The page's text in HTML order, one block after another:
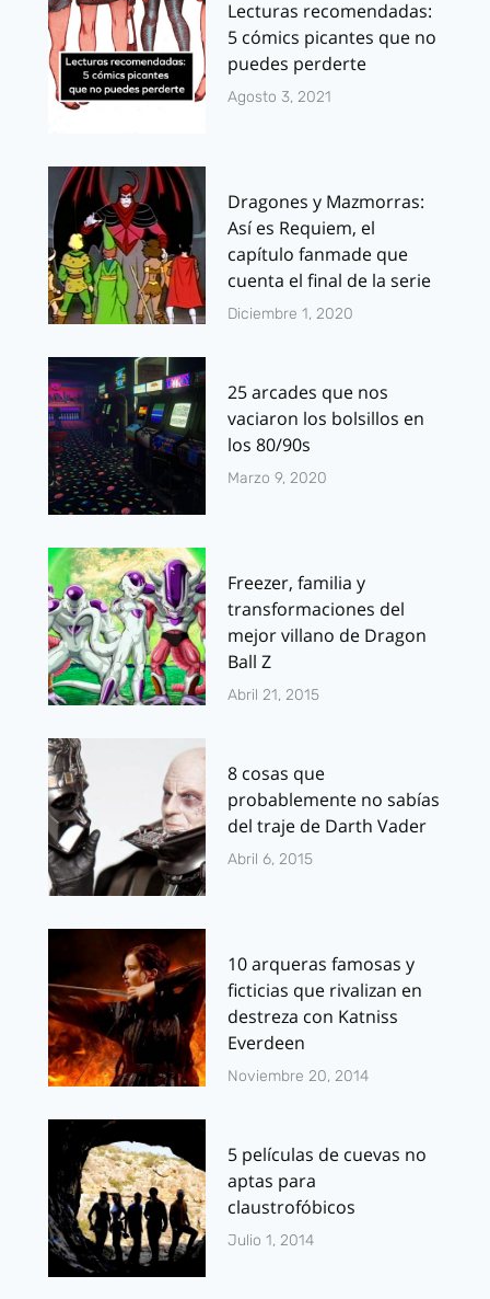
Lecturas recomendadas:
5 cómics picantes que no
puedes perderte
Agosto 3, 2021
Dragones y Mazmorras:
Así es Requiem, el
capítulo fanmade que
cuenta el final de la serie
Diciembre 1, 2020
25 arcades que nos
vaciaron los bolsillos en
los 80/90s
Marzo 9, 2020
Freezer, familia y
transformaciones del
mejor villano de Dragon
Ball Z
Abril 21, 2015
8 cosas que
probablemente no sabías
del traje de Darth Vader
Abril 6, 2015
10 arqueras famosas y
ficticias que rivalizan en
destreza con Katniss
Everdeen
Noviembre 20, 2014
5 películas de cuevas no
aptas para
claustrofóbicos
Julio 1, 2014